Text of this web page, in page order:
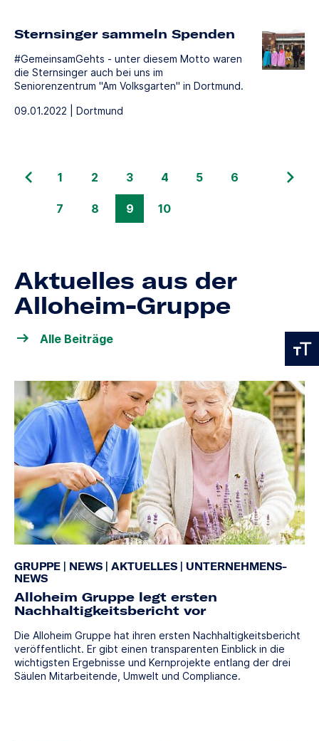
Sternsinger sammeln Spenden
#GemeinsamGehts - unter diesem Motto waren
die Sternsinger auch bei uns im
Seniorenzentrum "Am Volksgarten" in Dortmund.
09.01.2022 | Dortmund
1 2 3 4 5 6
7 8 9 10
Aktuelles aus der
Alloheim-Gruppe
Alle Beiträge
GRUPPE NEWS AKTUELLES
UNTERNEHMENS-
NEWS
Alloheim Gruppe legt ersten
Nachhaltigkeitsbericht vor
Die Alloheim Gruppe hat ihren ersten Nachhaltigkeitsbericht
veröffentlicht. Er gibt einen transparenten Einblick in die
wichtigsten Ergebnisse und Kernprojekte entlang der drei
Säulen Mitarbeitende, Umwelt und Compliance.